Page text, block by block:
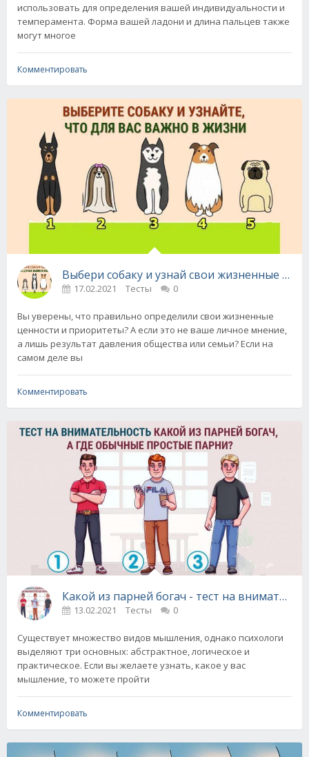
использовать для определения вашей индивидуальности и
темперамента. Форма вашей ладони и длина пальцев также
могут многое
Комментировать
Выбери собаку и узнай свои жизненные
17.02.2021 Тесты 0
Вы уверены, что правильно определили свои жизненные
ценности и приоритеты? А если это не ваше личное мнение,
а лишь результат давления общества или семьи? Если на
самом деле вы
Комментировать
Какой из парней богач - тест на
13.02.2021 Тесты 0
Существует множество видов мышления, однако психологи
выделяют три основных: абстрактное, логическое и
практическое. Если вы желаете узнать, какое у вас
мышление, то можете пройти
Комментировать